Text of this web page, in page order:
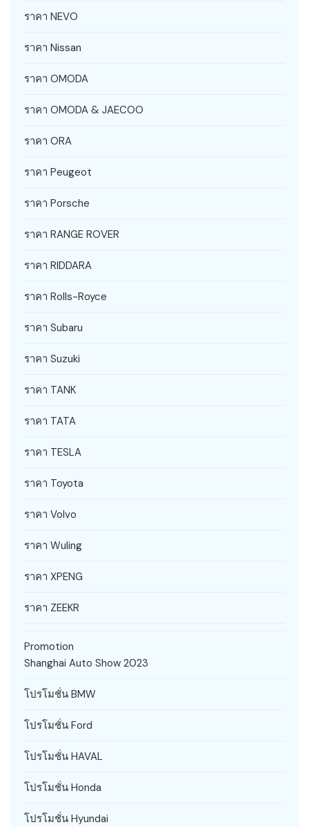
ราคา NEVO
ราคา Nissan
ราคา OMODA
ราคา OMODA & JAECOO
ราคา ORA
ราคา Peugeot
ราคา Porsche
ราคา RANGE ROVER
ราคา RIDDARA
ราคา Rolls-Royce
ราคา Subaru
ราคา Suzuki
ราคา TANK
ราคา TATA
ราคา TESLA
ราคา Toyota
ราคา Volvo
ราคา Wuling
ราคา XPENG
ราคา ZEEKR
Promotion
Shanghai Auto Show 2023
โปรโมชั่น BMW
โปรโมชั่น Ford
โปรโมชั่น HAVAL
โปรโมชั่น Honda
โปรโมชั่น Hyundai